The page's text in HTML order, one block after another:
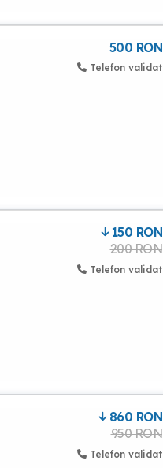
500 RON
Telefon validat
150 RON
200 RON
Telefon validat
860 RON
950 RON
Telefon validat